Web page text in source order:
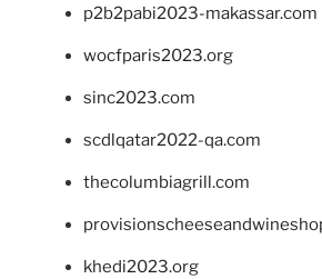
p2b2pabi2023-makassar.com
wocfparis2023.org
sinc2023.com
scdlqatar2022-qa.com
thecolumbiagrill.com
khedi2023.org